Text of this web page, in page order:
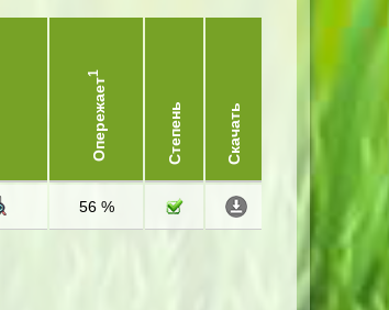
Опережает
1
Степень Скачать
56 %